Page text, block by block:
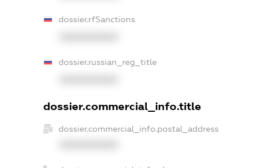
dossier.rfSanctions
dossier.russian_reg_title
dossier.commercial_info.title
dossier.commercial_info.postal_address